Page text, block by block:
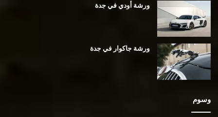
ورشة أودي في جدة
ورشة جاكوار في جدة
وسوم